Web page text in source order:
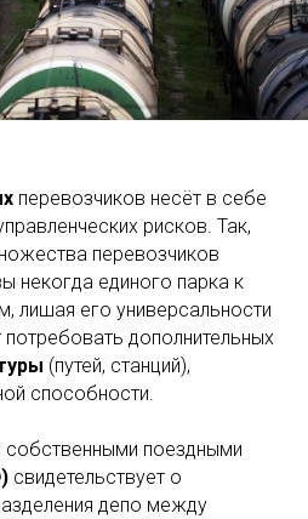
перевозчиков несёт в себе
рисков. Так,
перевозчиков
некогда единого парка к
лишая его универсальности
дополнительных
(путей, станций),
способности.
собственными поездными
свидетельствует о
депо между